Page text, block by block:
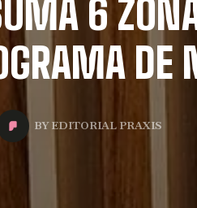
6
BY EDITORIAL PRAXIS